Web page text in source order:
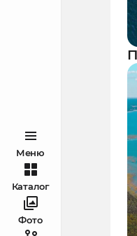
Меню
Каталог
Фото